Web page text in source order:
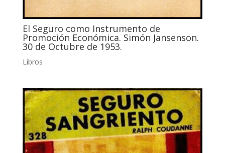
El Seguro como Instrumento de
Promoción Económica. Simón Jansenson.
30 de Octubre de 1953.
Libros